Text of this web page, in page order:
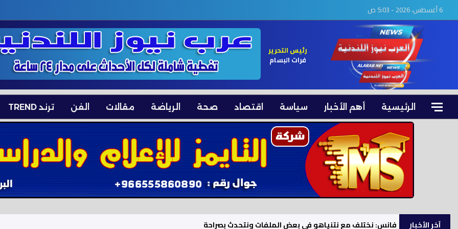
6 أغسطس، 2026 - 5:03 ص
رئيس التحرير
فرات البسام
الرئيسية أهم الأخبار سياسة اقتصاد صحة الرياضة مقالات الفن ترند TREND
آخر الأخبار فانس: نختلف مع نتنياهو في بعض الملفات ونتحدث بصراحة